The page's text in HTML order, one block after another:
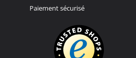
Paiement sécurisé